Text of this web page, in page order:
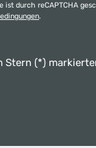
ist durch reCAPTCHA
.
Stern (*)